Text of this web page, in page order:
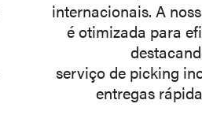
internacionais. A
é otimizada para
serviço de picking
entregas